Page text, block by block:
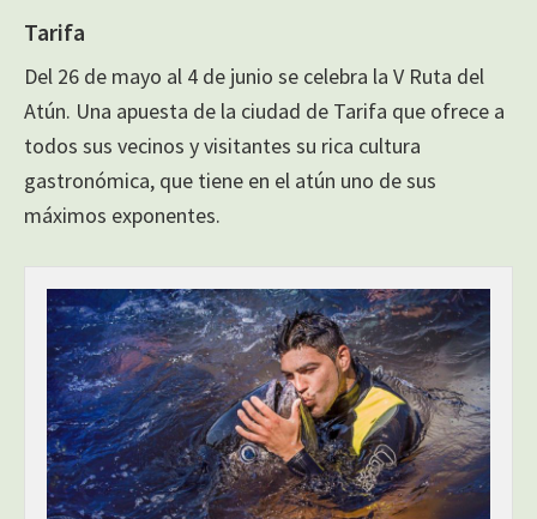
Tarifa
Del 26 de mayo al 4 de junio se celebra la V Ruta del
Atún. Una apuesta de la ciudad de Tarifa que ofrece a
todos sus vecinos y visitantes su rica cultura
gastronómica, que tiene en el atún uno de sus
máximos exponentes.